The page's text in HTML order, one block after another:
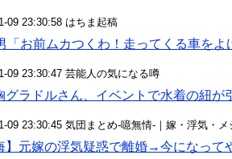
09 23:30:58 はちま起稿
「お前ムカつくわ！走ってくる車を
09 23:30:47 芸能人の気になる噂
グラドルさん、イベントで水着の紐が
09 23:30:45 気団まとめ-噫無情-｜嫁・浮気・メ
】元嫁の浮気疑惑で離婚→今になっ